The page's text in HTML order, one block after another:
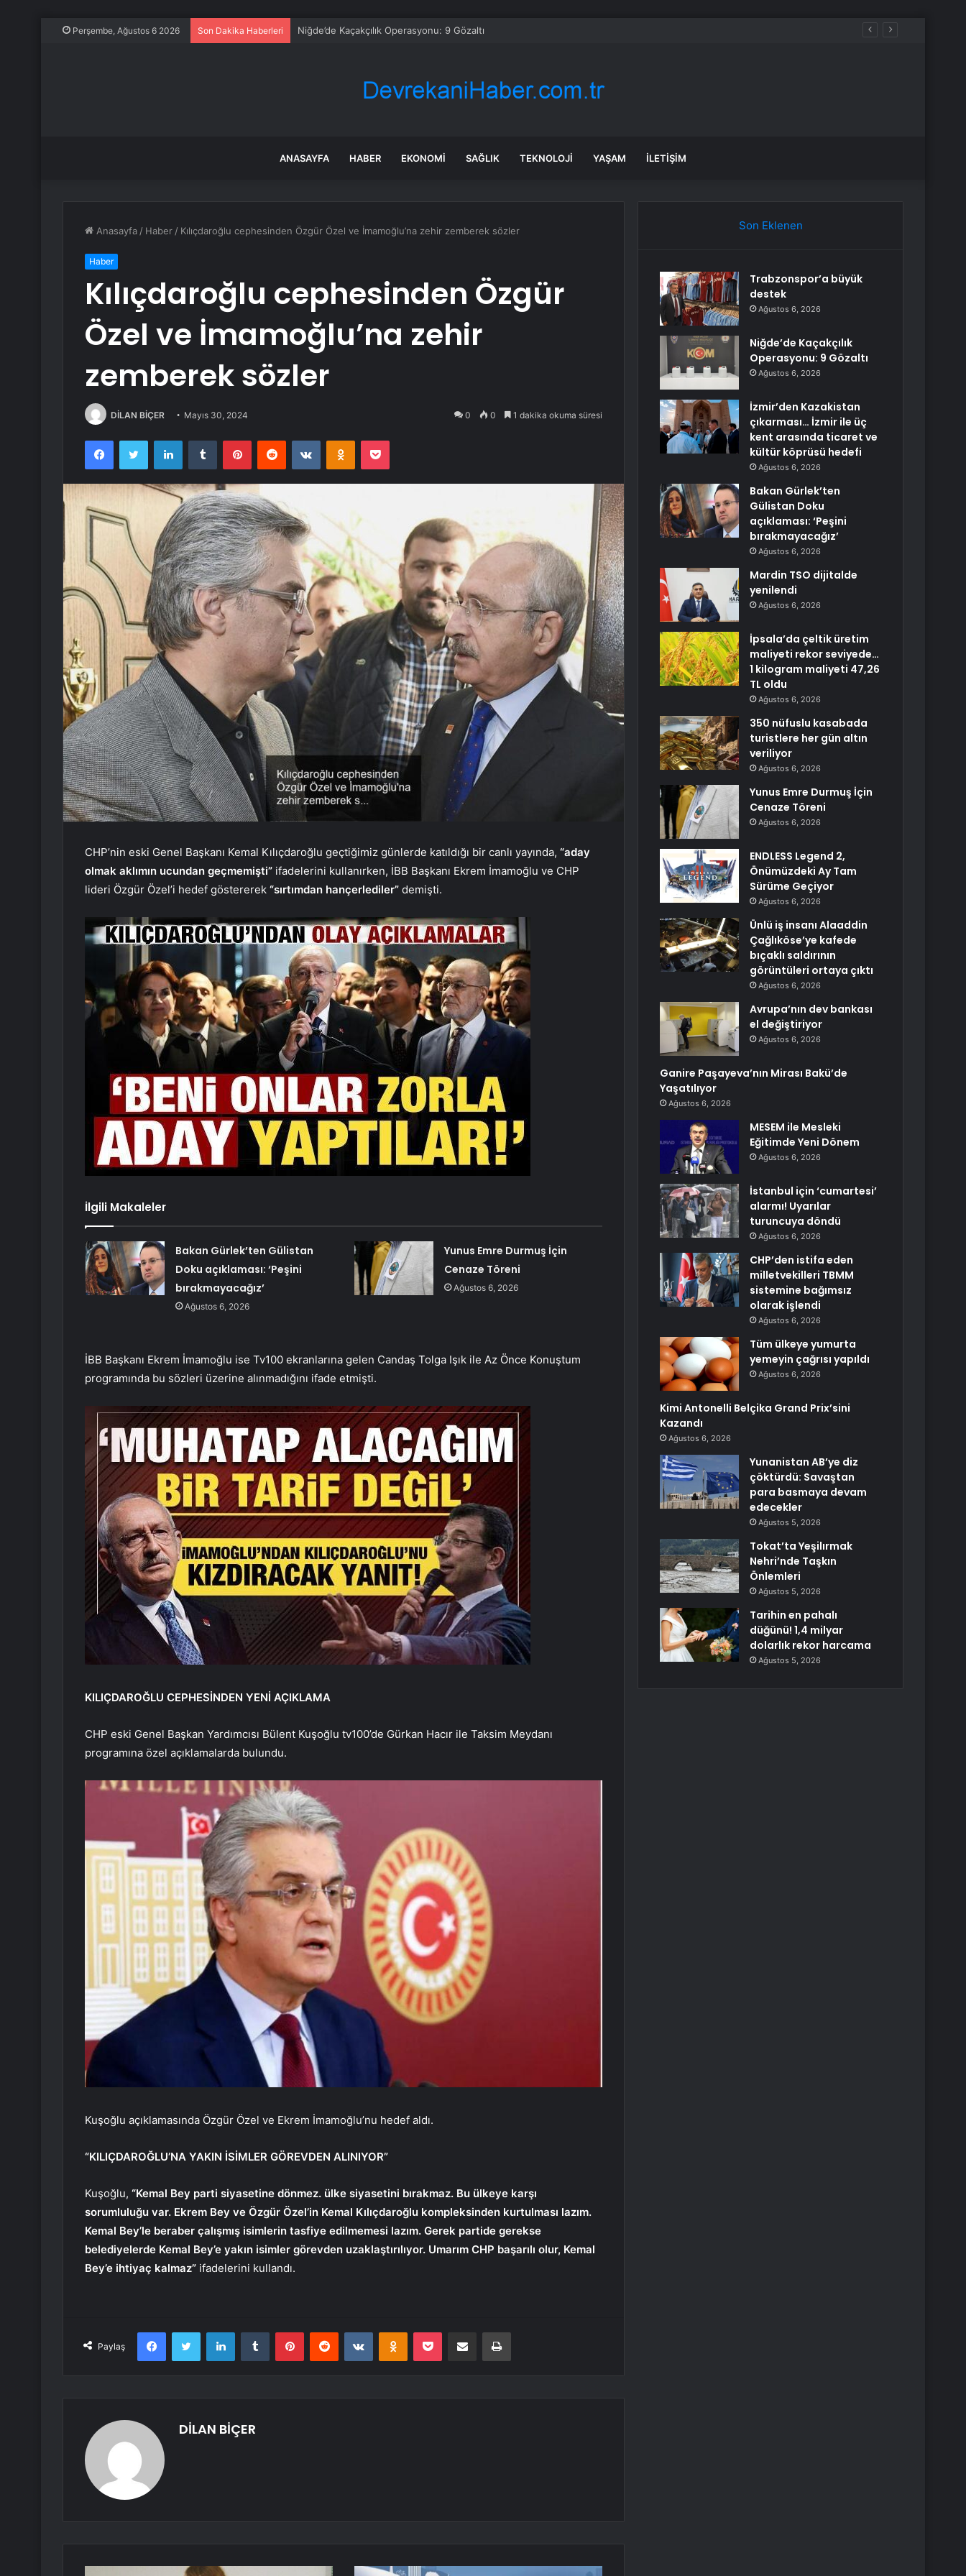
Perşembe, Ağustos 6 2026 Son Dakika Haberleri Niğde’de Kaçakçılık Operasyonu: 9 Gözaltı
ANASAYFA HABER EKONOMI SAĞLIK TEKNOLOJI YAŞAM İLETIŞIM
Anasayfa / Haber / Kılıçdaroğlu cephesinden Özgür Özel ve İmamoğlu’na zehir zemberek sözler
Haber
Kılıçdaroğlu cephesinden Özgür
Özel ve İmamoğlu’na zehir
zemberek sözler
DİLAN BİÇER Mayıs 30, 2024 0 0 1 dakika okuma süresi
FacebookTwitter LinkedInTumblr PinterestReddit VKontakteOdnoklassniki
Pocket
CHP’nin eski Genel Başkanı Kemal Kılıçdaroğlu geçtiğimiz günlerde katıldığı bir canlı yayında, “aday
olmak aklımın ucundan geçmemişti” ifadelerini kullanırken, İBB Başkanı Ekrem İmamoğlu ve CHP
lideri Özgür Özel’i hedef göstererek “sırtımdan hançerlediler” demişti.
İlgili Makaleler
Bakan Gürlek’ten Gülistan
Doku açıklaması: ‘Peşini
bırakmayacağız’
Ağustos 6, 2026
Yunus Emre Durmuş İçin
Cenaze Töreni
Ağustos 6, 2026
İBB Başkanı Ekrem İmamoğlu ise Tv100 ekranlarına gelen Candaş Tolga Işık ile Az Önce Konuştum
programında bu sözleri üzerine alınmadığını ifade etmişti.
KILIÇDAROĞLU CEPHESİNDEN YENİ AÇIKLAMA
CHP eski Genel Başkan Yardımcısı Bülent Kuşoğlu tv100’de Gürkan Hacır ile Taksim Meydanı
programına özel açıklamalarda bulundu.
Kuşoğlu açıklamasında Özgür Özel ve Ekrem İmamoğlu’nu hedef aldı.
“KILIÇDAROĞLU’NA YAKIN İSİMLER GÖREVDEN ALINIYOR”
Kuşoğlu, “Kemal Bey parti siyasetine dönmez. ülke siyasetini bırakmaz. Bu ülkeye karşı
sorumluluğu var. Ekrem Bey ve Özgür Özel’in Kemal Kılıçdaroğlu kompleksinden kurtulması lazım.
Kemal Bey’le beraber çalışmış isimlerin tasfiye edilmemesi lazım. Gerek partide gerekse
belediyelerde Kemal Bey’e yakın isimler görevden uzaklaştırılıyor. Umarım CHP başarılı olur, Kemal
Bey’e ihtiyaç kalmaz” ifadelerini kullandı.
Paylaş
FacebookTwitter LinkedInTumblr PinterestReddit VKontakteOdnoklassniki
Pocket E-Posta ile paylaş Yazdır
DİLAN BİÇER
Son Eklenen
Trabzonspor’a büyük
destek
Ağustos 6, 2026
Niğde’de Kaçakçılık
Operasyonu: 9 Gözaltı
Ağustos 6, 2026
İzmir’den Kazakistan
çıkarması… İzmir ile üç
kent arasında ticaret ve
kültür köprüsü hedefi
Ağustos 6, 2026
Bakan Gürlek’ten
Gülistan Doku
açıklaması: ‘Peşini
bırakmayacağız’
Ağustos 6, 2026
Mardin TSO dijitalde
yenilendi
Ağustos 6, 2026
İpsala’da çeltik üretim
maliyeti rekor seviyede…
1 kilogram maliyeti 47,26
TL oldu
Ağustos 6, 2026
350 nüfuslu kasabada
turistlere her gün altın
veriliyor
Ağustos 6, 2026
Yunus Emre Durmuş İçin
Cenaze Töreni
Ağustos 6, 2026
ENDLESS Legend 2,
Önümüzdeki Ay Tam
Sürüme Geçiyor
Ağustos 6, 2026
Ünlü iş insanı Alaaddin
Çağlıköse’ye kafede
bıçaklı saldırının
görüntüleri ortaya çıktı
Ağustos 6, 2026
Avrupa’nın dev bankası
el değiştiriyor
Ağustos 6, 2026
Ganire Paşayeva’nın Mirası Bakü’de
Yaşatılıyor
Ağustos 6, 2026
MESEM ile Mesleki
Eğitimde Yeni Dönem
Ağustos 6, 2026
İstanbul için ‘cumartesi’
alarmı! Uyarılar
turuncuya döndü
Ağustos 6, 2026
CHP’den istifa eden
milletvekilleri TBMM
sistemine bağımsız
olarak işlendi
Ağustos 6, 2026
Tüm ülkeye yumurta
yemeyin çağrısı yapıldı
Ağustos 6, 2026
Kimi Antonelli Belçika Grand Prix’sini
Kazandı
Ağustos 6, 2026
Yunanistan AB’ye diz
çöktürdü: Savaştan
para basmaya devam
edecekler
Ağustos 5, 2026
Tokat’ta Yeşilırmak
Nehri’nde Taşkın
Önlemleri
Ağustos 5, 2026
Tarihin en pahalı
düğünü! 1,4 milyar
dolarlık rekor harcama
Ağustos 5, 2026